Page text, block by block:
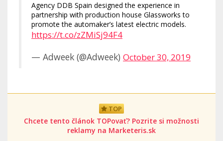
Agency DDB Spain designed the experience in
partnership with production house Glassworks to
promote the automaker’s latest electric models.
https://t.co/zZMiSj94F4
— Adweek (@Adweek) October 30, 2019
TOP
Chcete tento článok TOPovať? Pozrite si možnosti
reklamy na Marketeris.sk